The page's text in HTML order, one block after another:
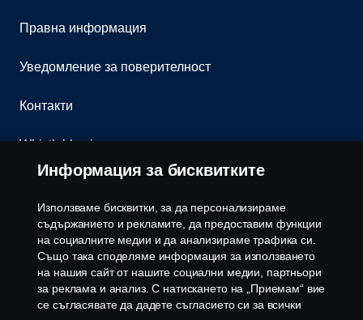
Правна информация
Уведомление за поверителност
Контакти
Whistleblowing
Политика за бисквитки
Настройки на бисквитките
Информация за бисквитките
Използваме бисквитки, за да персонализираме
съдържанието и рекламите, да предоставим функции
на социалните медии и да анализираме трафика си.
Също така споделяме информация за използването
на нашия сайт от нашите социални медии, партньори
за реклама и анализ. С натискането на „Приемам“ вие
се съгласявате да дадете съгласието си за всички